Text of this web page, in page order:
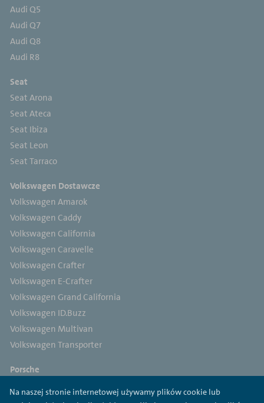
Audi Q5
Audi Q7
Audi Q8
Audi R8
Seat
Seat Arona
Seat Ateca
Seat Ibiza
Seat Leon
Seat Tarraco
Volkswagen Dostawcze
Volkswagen Amarok
Volkswagen Caddy
Volkswagen California
Volkswagen Caravelle
Volkswagen Crafter
Volkswagen E-Crafter
Volkswagen Grand California
Volkswagen ID.Buzz
Volkswagen Multivan
Volkswagen Transporter
Porsche
Na naszej stronie internetowej używamy plików cookie lub